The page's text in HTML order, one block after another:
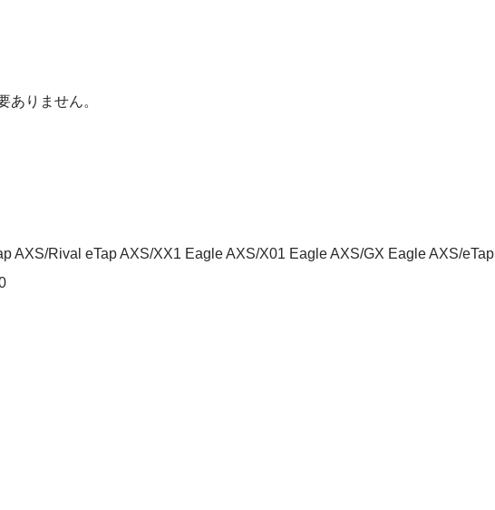
ありません。
AXS/Rival eTap AXS/XX1 Eagle AXS/X01 Eagle AXS/GX Eagle AXS/eTap